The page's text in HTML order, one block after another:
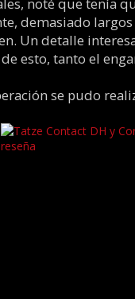
demasiado
Un detalle
esto, tanto el
se pudo